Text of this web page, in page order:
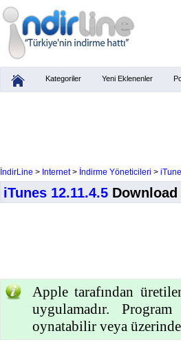
Kategoriler Yeni Eklenenler
İndirLine > Internet> İndirme Yöneticileri >
iTunes 12.11.4.5 Download
Apple tarafından
uygulamadır.
oynatabilir veya